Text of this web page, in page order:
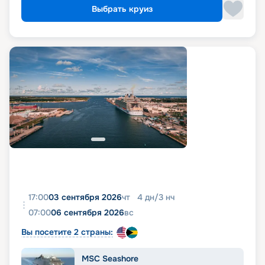
Выбрать круиз
17:0003 сентября 2026чт 4 дн/3 нч
07:0006 сентября 2026вс
Вы посетите 2 страны:
MSC Seashore